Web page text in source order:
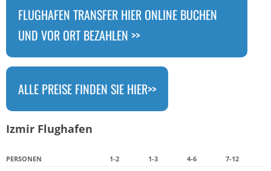
FLUGHAFEN TRANSFER HIER ONLINE BUCHEN
UND VOR ORT BEZAHLEN >>
ALLE PREISE FINDEN SIE HIER>>
Izmir Flughafen
PERSONEN 1-2 1-3 4-6 7-12